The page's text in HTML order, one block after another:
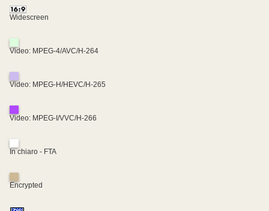
Widescreen
Video: MPEG-4/AVC/H-264
Video: MPEG-H/HEVC/H-265
Video: MPEG-I/VVC/H-266
In chiaro - FTA
Encrypted